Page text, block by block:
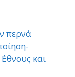
περνά
και